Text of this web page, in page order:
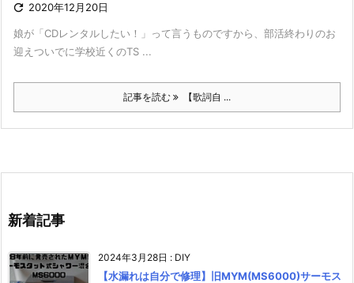
 2020年12月20日
娘が「CDレンタルしたい！」って言うものですから、部活終わりのお
迎えついでに学校近くのTS ...
記事を読む 【歌詞自 ...
新着記事
2024年3月28日 : DIY
【水漏れは自分で修理】旧MYM(MS6000)サーモス